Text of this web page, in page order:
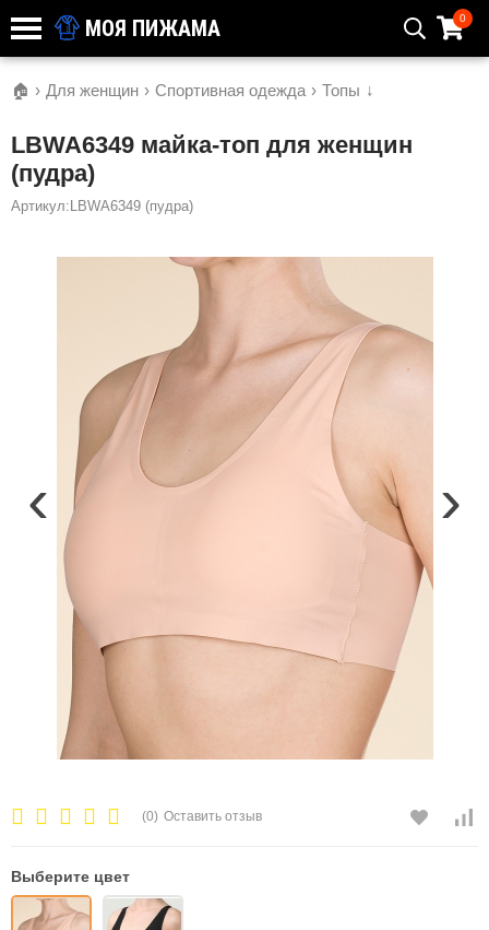
МОЯ ПИЖАМА 0
🏠 › Для женщин › Спортивная одежда › Топы ↓
LBWA6349 майка-топ для женщин
(пудра)
Артикул:LBWA6349 (пудра)
‹ ›
(0) Оставить отзыв
Выберите цвет